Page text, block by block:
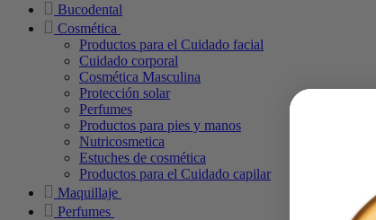
Bucodental
Cosmética
Productos para el Cuidado facial
Cuidado corporal
Cosmética Masculina
Protección solar
Perfumes
Productos para pies y manos
Nutricosmetica
Estuches de cosmética
Productos para el Cuidado capilar
Maquillaje
Perfumes